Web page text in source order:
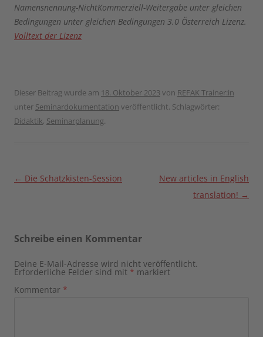
Namensnennung-NichtKommerziell-Weitergabe unter gleichen
Bedingungen unter gleichen Bedingungen 3.0 Österreich Lizenz.
Volltext der Lizenz
Dieser Beitrag wurde am 18. Oktober 2023von REFAK Trainer:in
unter Seminardokumentation veröffentlicht. Schlagwörter:
Didaktik, Seminarplanung.
Beitragsnavigation
← Die Schatzkisten-Session
New articles in English
translation! →
Schreibe einen Kommentar
Deine E-Mail-Adresse wird nicht veröffentlicht.
Erforderliche Felder sind mit * markiert
Kommentar *